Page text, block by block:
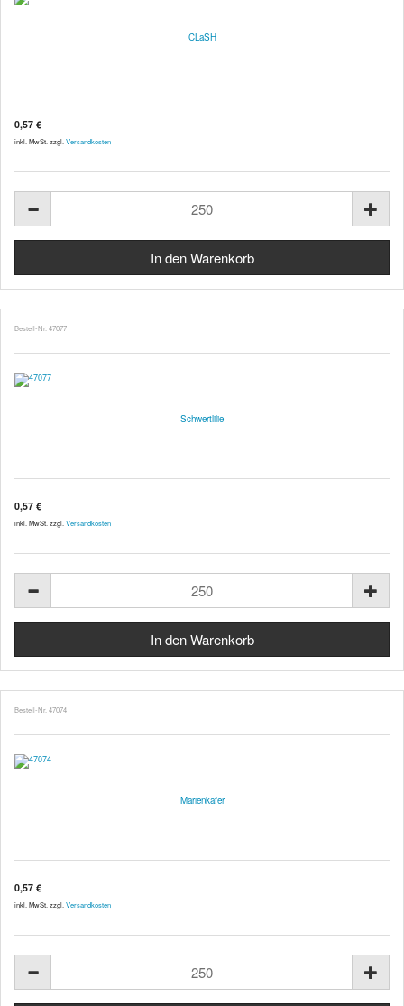
CLaSH
0,57 €
inkl. MwSt. zzgl. Versandkosten
Bestell-Nr. 47077
Schwertlilie
0,57 €
inkl. MwSt. zzgl. Versandkosten
Bestell-Nr. 47074
Marienkäfer
0,57 €
inkl. MwSt. zzgl. Versandkosten